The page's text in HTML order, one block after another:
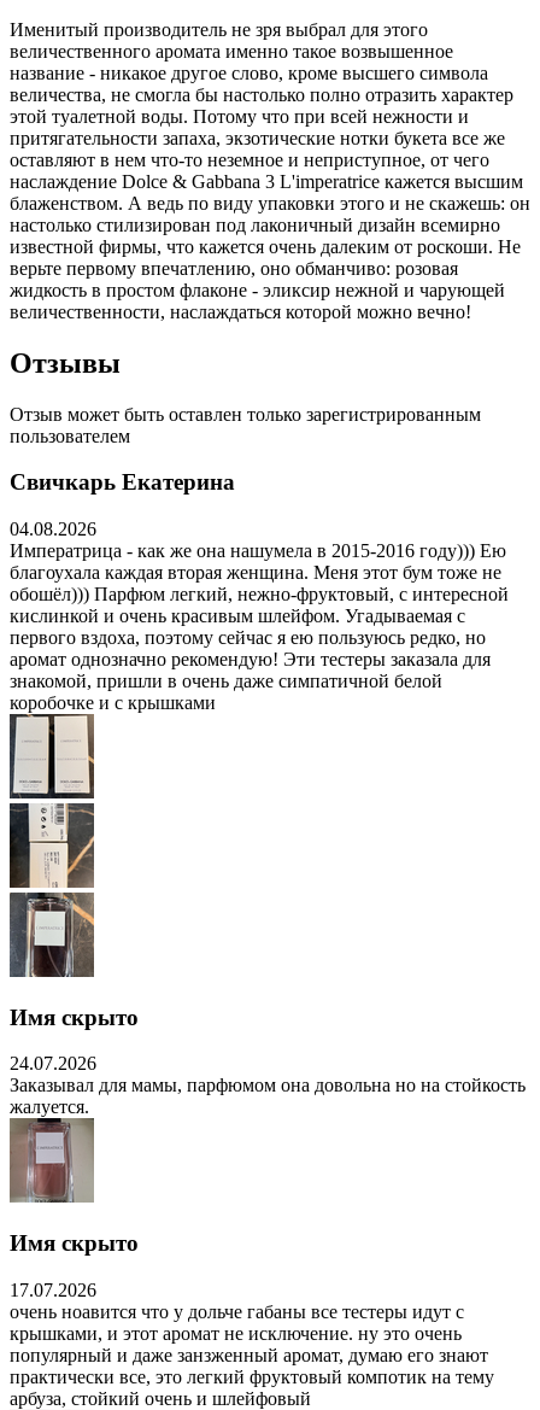
Именитый производитель не зря выбрал для этого
величественного аромата именно такое возвышенное
название - никакое другое слово, кроме высшего символа
величества, не смогла бы настолько полно отразить характер
этой туалетной воды. Потому что при всей нежности и
притягательности запаха, экзотические нотки букета все же
оставляют в нем что-то неземное и неприступное, от чего
наслаждение Dolce & Gabbana 3 L'imperatrice кажется высшим
блаженством. А ведь по виду упаковки этого и не скажешь: он
настолько стилизирован под лаконичный дизайн всемирно
известной фирмы, что кажется очень далеким от роскоши. Не
верьте первому впечатлению, оно обманчиво: розовая
жидкость в простом флаконе - эликсир нежной и чарующей
величественности, наслаждаться которой можно вечно!
Отзывы
Отзыв может быть оставлен только зарегистрированным
пользователем
Свичкарь Екатерина
04.08.2026
Императрица - как же она нашумела в 2015-2016 году))) Ею
благоухала каждая вторая женщина. Меня этот бум тоже не
обошёл))) Парфюм легкий, нежно-фруктовый, с интересной
кислинкой и очень красивым шлейфом. Угадываемая с
первого вздоха, поэтому сейчас я ею пользуюсь редко, но
аромат однозначно рекомендую! Эти тестеры заказала для
знакомой, пришли в очень даже симпатичной белой
коробочке и с крышками
Имя скрыто
24.07.2026
Заказывал для мамы, парфюмом она довольна но на стойкость
жалуется.
Имя скрыто
17.07.2026
очень ноавится что у дольче габаны все тестеры идут с
крышками, и этот аромат не исключение. ну это очень
популярный и даже занзженный аромат, думаю его знают
практически все, это легкий фруктовый компотик на тему
арбуза, стойкий очень и шлейфовый